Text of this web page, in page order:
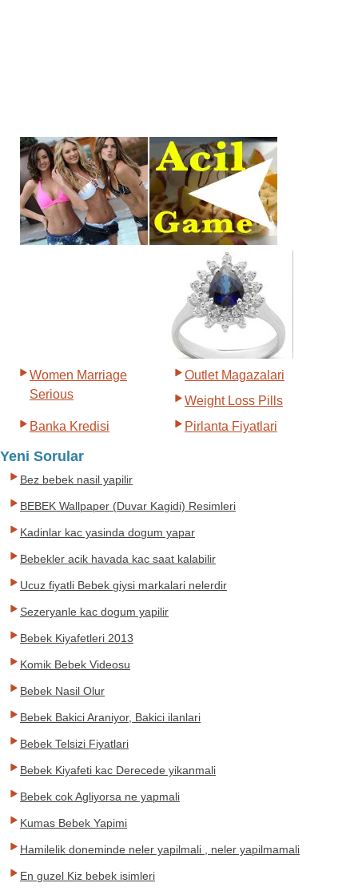
Women Marriage
Serious
Outlet Magazalari
Weight Loss Pills
Banka Kredisi
Pirlanta Fiyatlari
Yeni Sorular
Bez bebek nasil yapilir
BEBEK Wallpaper (Duvar Kagidi) Resimleri
Kadinlar kac yasinda dogum yapar
Bebekler acik havada kac saat kalabilir
Ucuz fiyatli Bebek giysi markalari nelerdir
Sezeryanle kac dogum yapilir
Bebek Kiyafetleri 2013
Komik Bebek Videosu
Bebek Nasil Olur
Bebek Bakici Araniyor, Bakici ilanlari
Bebek Telsizi Fiyatlari
Bebek Kiyafeti kac Derecede yikanmali
Bebek cok Agliyorsa ne yapmali
Kumas Bebek Yapimi
Hamilelik doneminde neler yapilmali , neler yapilmamali
En guzel Kiz bebek isimleri